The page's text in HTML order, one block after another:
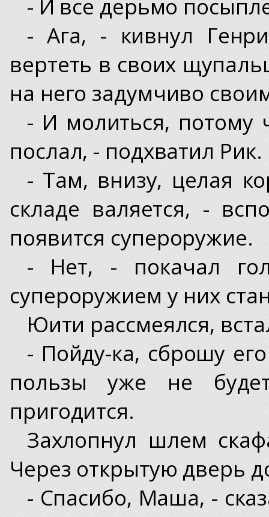
- Ага, - кивнул
вертеть в своих
на него задумчиво
- И молиться, потому
послал, - подхватил Рик.
- Там, внизу, целая
складе валяется, -
появится супероружие.
- Нет, - покачал
супероружием у них
Юити рассмеялся,
- Пойду-ка, сброшу
пользы уже не
пригодится.
Захлопнул шлем
Через открытую дверь
- Спасибо, Маша, -